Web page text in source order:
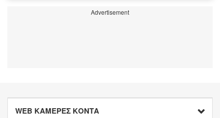
Advertisement
WEB ΚΑΜΕΡΕΣ ΚΟΝΤΑ